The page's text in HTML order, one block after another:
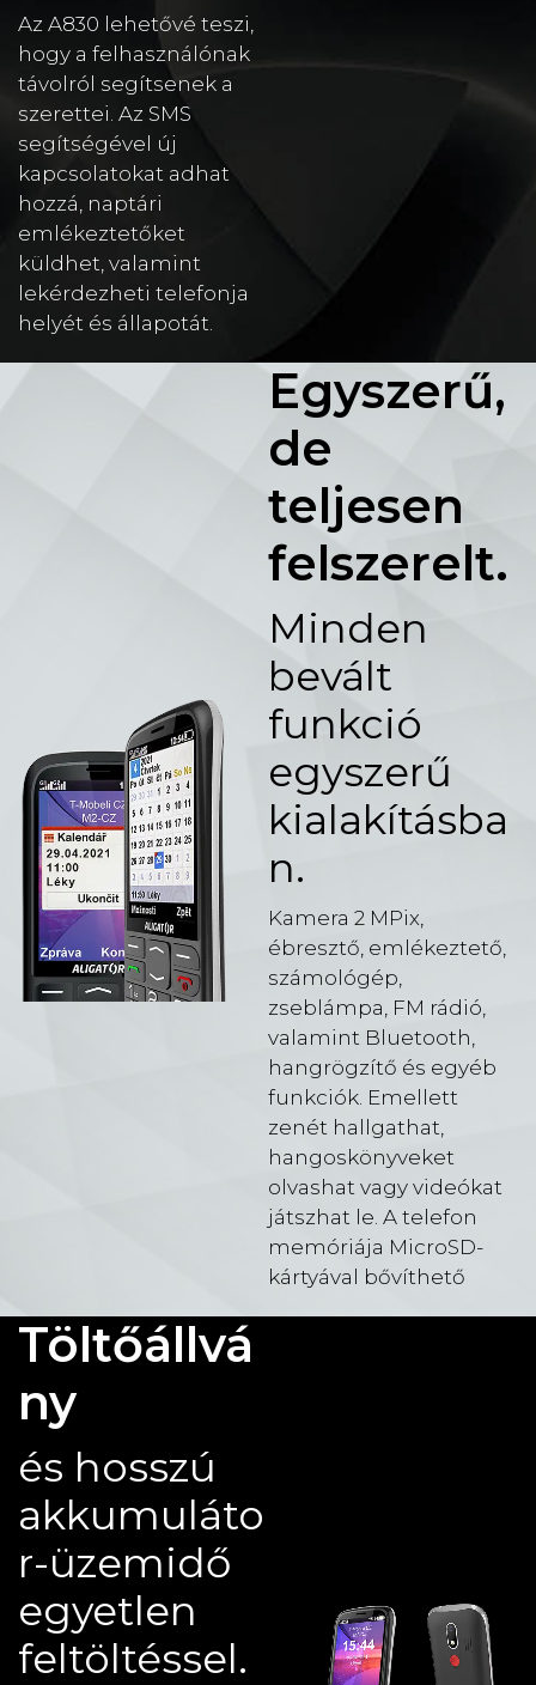
Az A830 lehetővé teszi,
hogy a felhasználónak
távolról segítsenek a
szerettei. Az SMS
segítségével új
kapcsolatokat adhat
hozzá, naptári
emlékeztetőket
küldhet, valamint
lekérdezheti telefonja
helyét és állapotát.
Egyszerű,
de
teljesen
felszerelt.
Minden
bevált
funkció
egyszerű
kialakításba
n.
Kamera 2 MPix,
ébresztő, emlékeztető,
számológép,
zseblámpa, FM rádió,
valamint Bluetooth,
hangrögzítő és egyéb
funkciók. Emellett
zenét hallgathat,
hangoskönyveket
olvashat vagy videókat
játszhat le. A telefon
memóriája MicroSD-
kártyával bővíthető
Töltőállvá
ny
és hosszú
akkumuláto
r-üzemidő
egyetlen
feltöltéssel.